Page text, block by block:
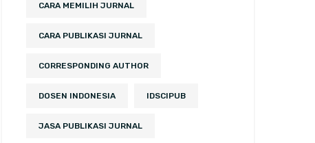
CARA MEMILIH JURNAL
CARA PUBLIKASI JURNAL
CORRESPONDING AUTHOR
DOSEN INDONESIA IDSCIPUB
JASA PUBLIKASI JURNAL